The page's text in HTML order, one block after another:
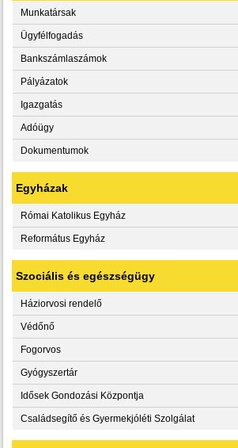
Munkatársak
Ügyfélfogadás
Bankszámlaszámok
Pályázatok
Igazgatás
Adóügy
Dokumentumok
Egyházak
Római Katolikus Egyház
Református Egyház
Szociális és egészségügy
Háziorvosi rendelő
Védőnő
Fogorvos
Gyógyszertár
Idősek Gondozási Központja
Családsegítő és Gyermekjóléti Szolgálat